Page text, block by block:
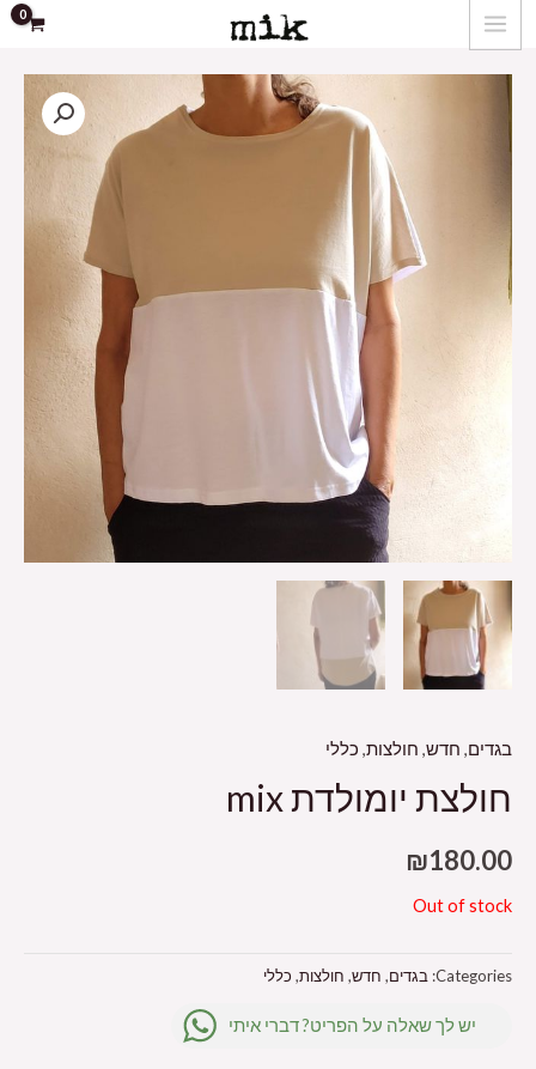
דילוג
לתוכן
MAIN
בגדים, חדש, חולצות, כללי
חולצת יומולדת mix
₪180.00
Out of stock
Categories: בגדים, חדש, חולצות, כללי
יש לך שאלה על הפריט? דברי איתי